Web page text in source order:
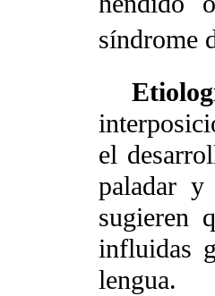
síndrome
el
paladar y
sugieren
influidas
lengua.